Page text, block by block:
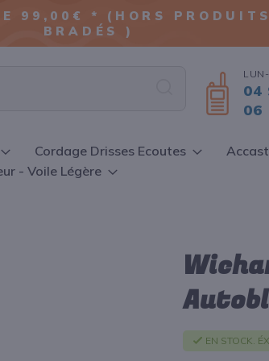
ALLER
AU
CONTENU
99,00€ * (HORS
BRADÉS )
Chercher
04
06
Cordage Drisses Ecoutes
- Voile Légère
EN STOCK.